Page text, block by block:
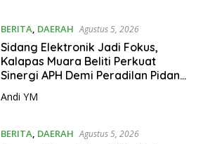
BERITA, DAERAH Agustus 5, 2026
Sidang Elektronik Jadi Fokus,
Kalapas Muara Beliti Perkuat
Sinergi APH Demi Peradilan Pidana
yang Modern dan Efektif
Andi YM
BERITA, DAERAH Agustus 5, 2026